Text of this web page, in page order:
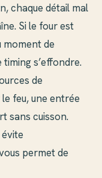
chaque détail mal
Si le four est
moment de
s’effondre.
de
feu, une entrée
sans cuisson.
évite
permet de